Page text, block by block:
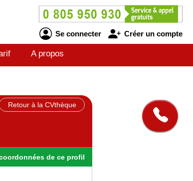
Se connecter Créer un compte
A propos
Retour à la CVthèque
de ce profil